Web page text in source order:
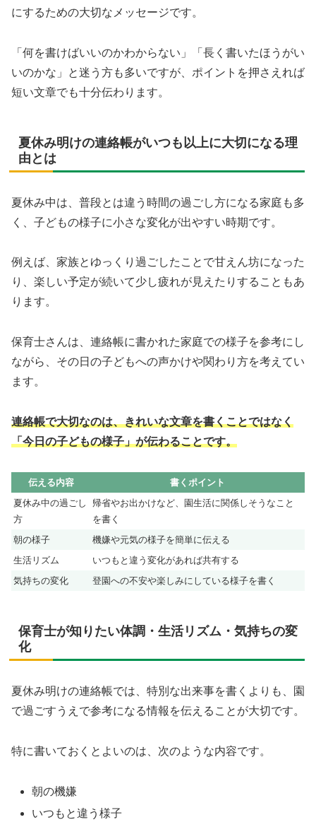
にするための大切なメッセージです。
「何を書けばいいのかわからない」「長く書いたほうがい
いのかな」と迷う方も多いですが、ポイントを押さえれば
短い文章でも十分伝わります。
夏休み明けの連絡帳がいつも以上に大切になる理
由とは
夏休み中は、普段とは違う時間の過ごし方になる家庭も多
く、子どもの様子に小さな変化が出やすい時期です。
例えば、家族とゆっくり過ごしたことで甘えん坊になった
り、楽しい予定が続いて少し疲れが見えたりすることもあ
ります。
保育士さんは、連絡帳に書かれた家庭での様子を参考にし
ながら、その日の子どもへの声かけや関わり方を考えてい
ます。
連絡帳で大切なのは、きれいな文章を書くことではなく
「今日の子どもの様子」が伝わることです。
伝える内容
書くポイント
夏休み中の過ごし
方
帰省やお出かけなど、園生活に関係しそうなこと
を書く
朝の様子
機嫌や元気の様子を簡単に伝える
生活リズム
いつもと違う変化があれば共有する
気持ちの変化
登園への不安や楽しみにしている様子を書く
保育士が知りたい体調・生活リズム・気持ちの変
化
夏休み明けの連絡帳では、特別な出来事を書くよりも、園
で過ごすうえで参考になる情報を伝えることが大切です。
特に書いておくとよいのは、次のような内容です。
朝の機嫌
いつもと違う様子